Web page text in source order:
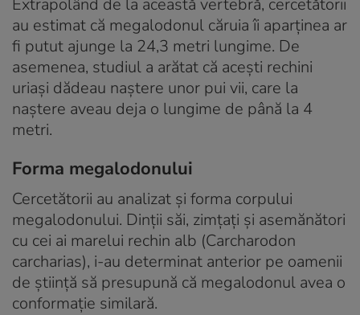
au estimat că megalodonul căruia îi aparținea ar
fi putut ajunge la 24,3 metri lungime. De
asemenea, studiul a arătat că acești rechini
uriași dădeau naștere unor pui vii, care la
naștere aveau deja o lungime de până la 4
metri.
Forma megalodonului
Cercetătorii au analizat și forma corpului
megalodonului. Dinții săi, zimțați și asemănători
cu cei ai marelui rechin alb (Carcharodon
carcharias), i-au determinat anterior pe oamenii
de știință să presupună că megalodonul avea o
conformație similară.